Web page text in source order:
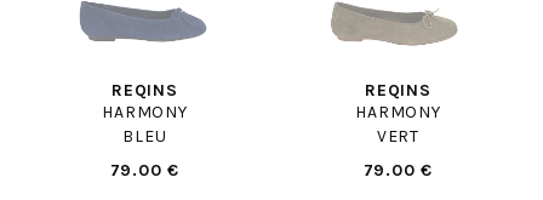
REQINS
HARMONY
BLEU
79.00 €
REQINS
HARMONY
VERT
79.00 €